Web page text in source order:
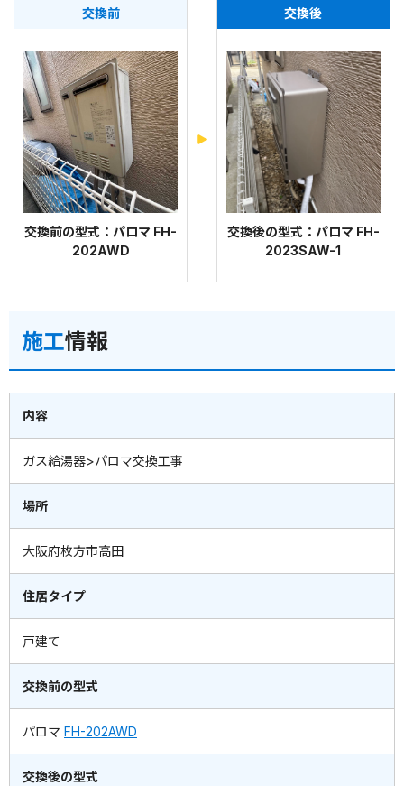
交換前
交換前の型式：パロマ FH-
202AWD
交換後
交換後の型式：パロマ FH-
2023SAW-1
施工情報
内容
ガス給湯器>パロマ交換工事
場所
大阪府枚方市高田
住居タイプ
戸建て
交換前の型式
パロマ FH-202AWD
交換後の型式